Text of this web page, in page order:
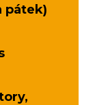
pátek)